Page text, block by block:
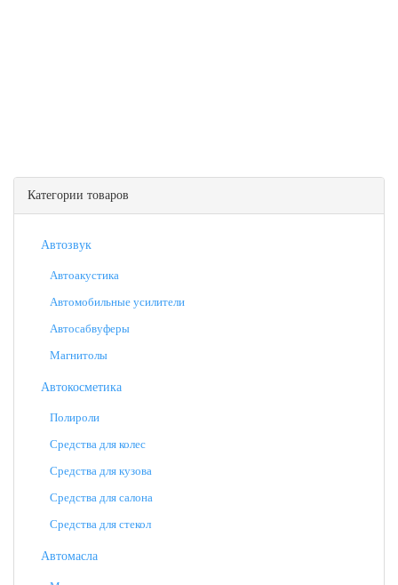
Категории товаров
Автозвук
Автоакустика
Автомобильные усилители
Автосабвуферы
Магнитолы
Автокосметика
Полироли
Средства для колес
Средства для кузова
Средства для салона
Средства для стекол
Автомасла